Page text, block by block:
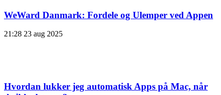
WeWard Danmark: Fordele og Ulemper ved Appen
21:28 23 aug 2025
Hvordan lukker jeg automatisk Apps på Mac, når